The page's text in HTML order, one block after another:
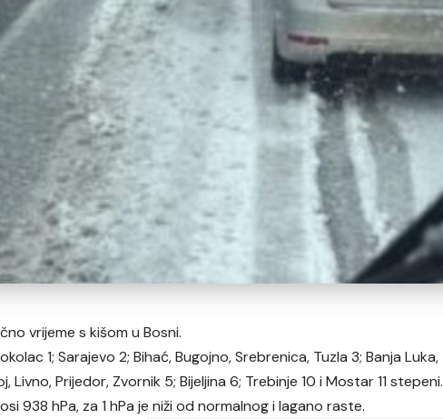
vrijeme s kišom u Bosni.
1; Sarajevo 2; Bihać, Bugojno, Srebrenica, Tuzla 3; Banja Luka,
Livno, Prijedor, Zvornik 5; Bijeljina 6; Trebinje 10 i Mostar 11 stepeni.
938 hPa, za 1 hPa je niži od normalnog i lagano raste.